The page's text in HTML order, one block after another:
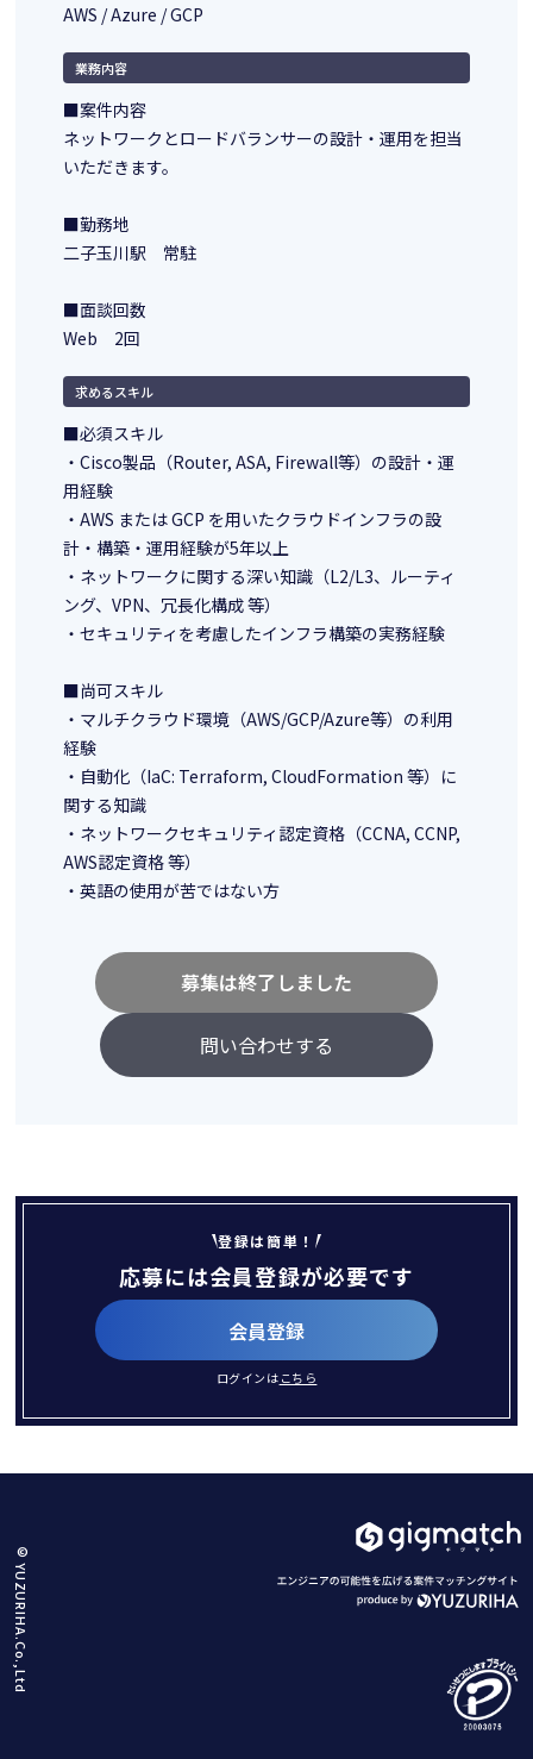
AWS / Azure / GCP
業務内容
■案件内容
ネットワークとロードバランサーの設計・運用を担当
いただきます。
■勤務地
二子玉川駅 常駐
■面談回数
Web 2回
求めるスキル
■必須スキル
・Cisco製品（Router, ASA, Firewall等）の設計・運
用経験
・AWS または GCP を用いたクラウドインフラの設
計・構築・運用経験が5年以上
・ネットワークに関する深い知識（L2/L3、ルーティ
ング、VPN、冗長化構成 等）
・セキュリティを考慮したインフラ構築の実務経験
■尚可スキル
・マルチクラウド環境（AWS/GCP/Azure等）の利用
経験
・自動化（IaC: Terraform, CloudFormation 等）に
関する知識
・ネットワークセキュリティ認定資格（CCNA, CCNP,
AWS認定資格 等）
・英語の使用が苦ではない方
問い合わせする
募集は終了しました
登録は簡単！
応募には会員登録が必要です
会員登録
ログインは こちら
© YUZURIHA.Co.,Ltd